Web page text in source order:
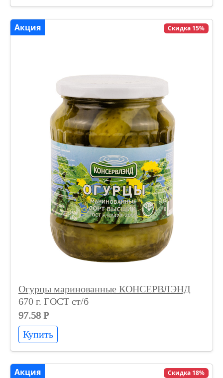
Скидка 15%
Акция
Огурцы маринованные КОНСЕРВЛЭНД
670 г. ГОСТ ст/б
97.58 Р
Купить
Скидка 18%
Акция